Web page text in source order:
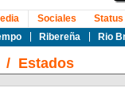
Ribereña Rio
Sociales Status
/ Estados